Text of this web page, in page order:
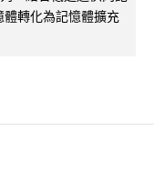
體轉化為記憶體擴充